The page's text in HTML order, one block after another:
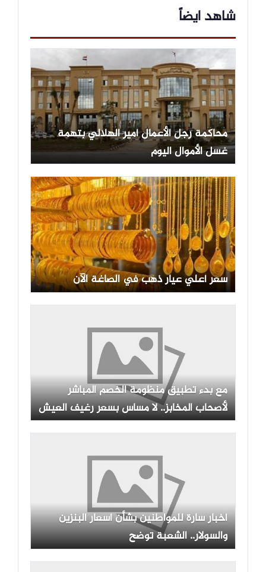
شاهد ايضاً
محاكمة رجل الأعمال أمير الهلالي بتهمة
غسل الأموال اليوم
سعر أعلي عيار ذهب في الصاغة الآن
مع بدء تطبيق منظومة الخصم المباشر
لأصحاب المخابز.. لا مساس بسعر رغيف العيش
أخبار سارة للمواطنين بشأن أسعار البنزين
والسولار.. الشعبة توضح